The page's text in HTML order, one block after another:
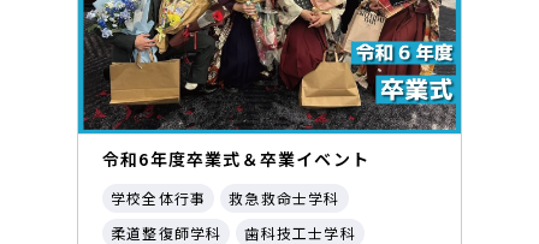
令和6年度卒業式＆卒業イベント
学校全体行事
救急救命士学科
柔道整復師学科
歯科技工士学科